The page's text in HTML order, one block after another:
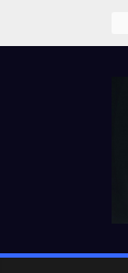
to